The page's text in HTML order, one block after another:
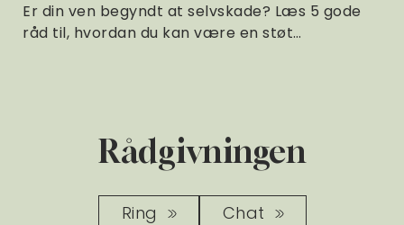
Er din ven begyndt at selvskade? Læs 5 gode
råd til, hvordan du kan være en støt…
Rådgivningen
Ring
Chat